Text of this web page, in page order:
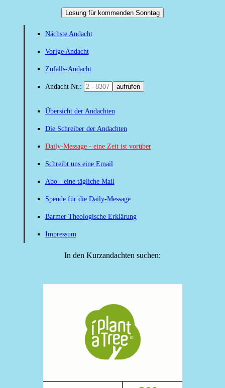
Losung für kommenden Sonntag
Nächste Andacht
Vorige Andacht
Zufalls-Andacht
Andacht Nr.: aufrufen
Übersicht der Andachten
Die Schreiber der Andachten
Daily-Message - eine Zeit ist vorüber
Schreibt uns eine Email
Abo - eine tägliche Mail
Spende für die Daily-Message
Barmer Theologische Erklärung
Impressum
In den Kurzandachten suchen: